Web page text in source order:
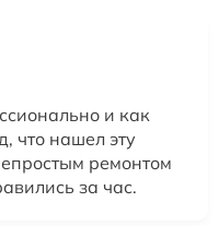
и как
что нашел эту
ремонтом
за час.